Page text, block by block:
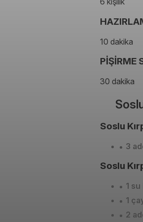
10 dakika
PİŞİRME
30 dakika
Soslu
3
Soslu
1 su
1
2